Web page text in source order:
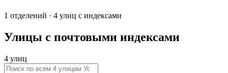
1 отделений · 4 улиц с индексами
Улицы с почтовыми индексами
4 улиц